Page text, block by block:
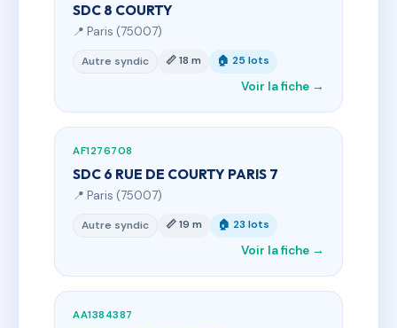
SDC 8 COURTY
📍 Paris (75007)
Autre syndic 📏 18 m 🏠 25 lots
Voir la fiche →
AF1276708
SDC 6 RUE DE COURTY PARIS 7
📍 Paris (75007)
Autre syndic 📏 19 m 🏠 23 lots
Voir la fiche →
AA1384387